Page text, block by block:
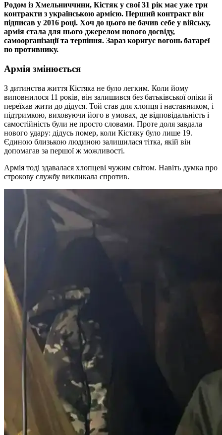
Родом із Хмельниччини, Кістяк у свої 31 рік має уже три
контракти з українською армією. Перший контракт він
підписав у 2016 році. Хоч до цього не бачив себе у війську,
армія стала для нього джерелом нового досвіду,
самоорганізації та терпіння. Зараз коригує вогонь батареї
по противнику.
Армія змінюється
З дитинства життя Кістяка не було легким. Коли йому
виповнилося 11 років, він залишився без батьківської опіки й
переїхав жити до дідуся. Той став для хлопця і наставником, і
підтримкою, виховуючи його в умовах, де відповідальність і
самостійність були не просто словами. Проте доля завдала
нового удару: дідусь помер, коли Кістяку було лише 19.
Єдиною близькою людиною залишилася тітка, якій він
допомагав за першої ж можливості.
Армія тоді здавалася хлопцеві чужим світом. Навіть думка про
строкову службу викликала спротив.